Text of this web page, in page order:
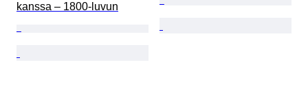
kanssa – 1800-luvun